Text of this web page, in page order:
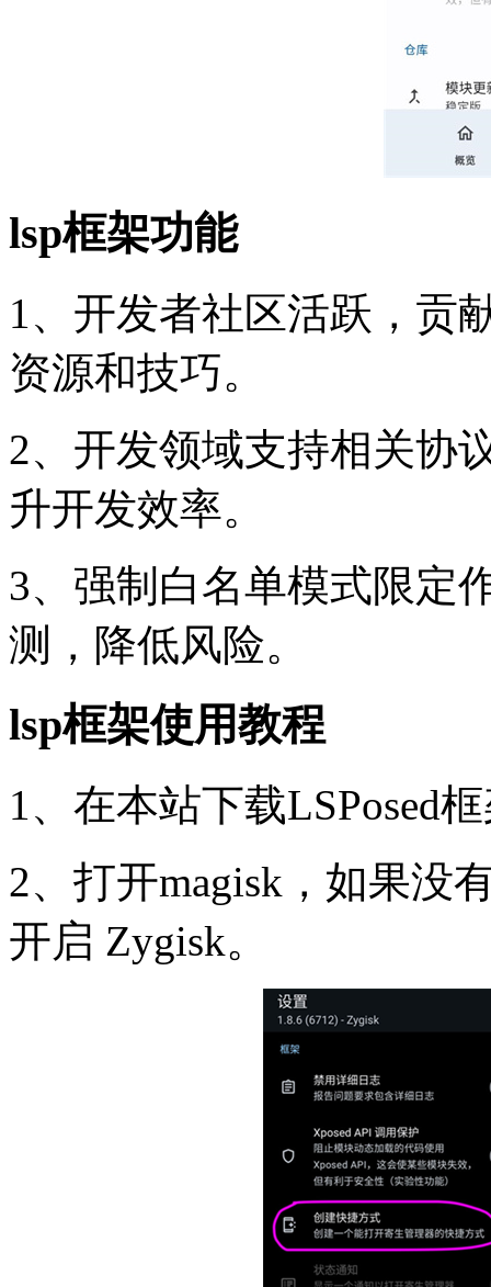
lsp框架功能
1、开发者社区活跃，贡
资源和技巧。
2、开发领域支持相关协
升开发效率。
3、强制白名单模式限定
测，降低风险。
lsp框架使用教程
1、在本站下载LSPosed
2、打开magisk，如果没
开启 Zygisk。